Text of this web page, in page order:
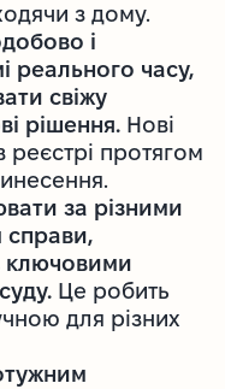
з дому.
і
реального часу,
свіжу
рішення.Нові
реєстрі протягом
за різними
справи,
ключовими
Це робить
для різних